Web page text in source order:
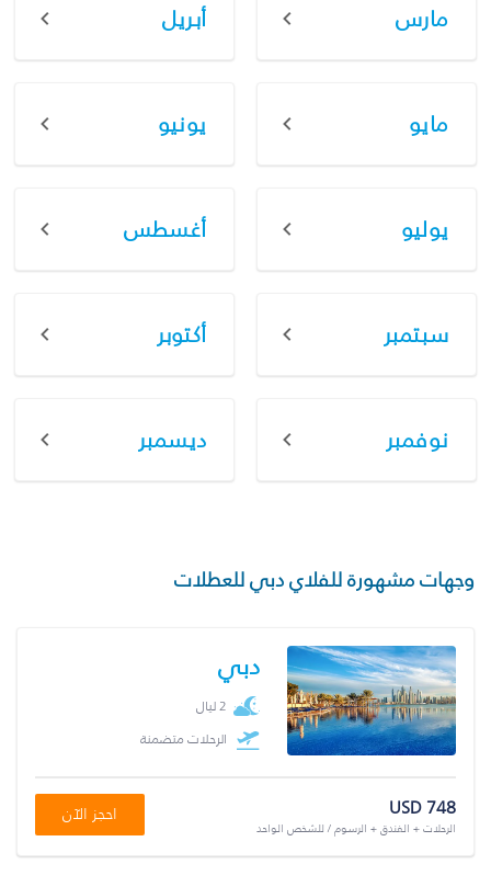
مارس أبريل
مايو يونيو
يوليو أغسطس
سبتمبر أكتوبر
نوفمبر ديسمبر
وجهات مشهورة للفلاي دبي للعطلات
دبي
2 ليال
الرحلات متضمنة
USD 748
الرحلات + الفندق + الرسوم / للشخص الواحد
احجز الآن